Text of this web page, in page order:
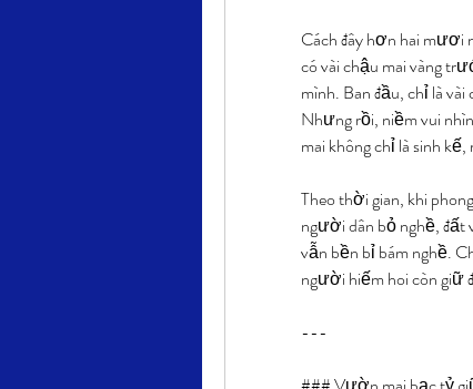
Cách đây hơn hai mươi
có vài chậu mai vàng
mình. Ban đầu, chỉ là
Nhưng rồi, niềm vui
mai không chỉ là sinh
Theo thời gian, khi
người dân bỏ nghề,
vẫn bền bỉ bám nghề.
người hiếm hoi còn giữ
---